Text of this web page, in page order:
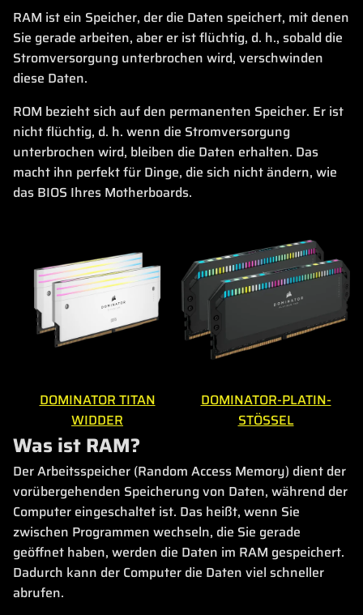
RAM ist ein Speicher, der die Daten speichert, mit denen
Sie gerade arbeiten, aber er ist flüchtig, d. h., sobald die
Stromversorgung unterbrochen wird, verschwinden
diese Daten.
ROM bezieht sich auf den permanenten Speicher. Er ist
nicht flüchtig, d. h. wenn die Stromversorgung
unterbrochen wird, bleiben die Daten erhalten. Das
macht ihn perfekt für Dinge, die sich nicht ändern, wie
das BIOS Ihres Motherboards.
DOMINATOR TITAN
WIDDER
DOMINATOR-PLATIN-
STÖSSEL
Was ist RAM?
Der Arbeitsspeicher (Random Access Memory) dient der
vorübergehenden Speicherung von Daten, während der
Computer eingeschaltet ist. Das heißt, wenn Sie
zwischen Programmen wechseln, die Sie gerade
geöffnet haben, werden die Daten im RAM gespeichert.
Dadurch kann der Computer die Daten viel schneller
abrufen.